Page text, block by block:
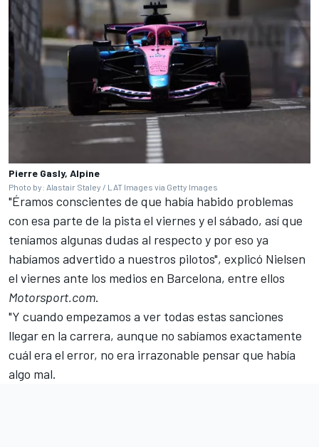
Pierre Gasly, Alpine
Photo by: Alastair Staley / LAT Images via Getty Images
"Éramos conscientes de que había habido problemas
con esa parte de la pista el viernes y el sábado, así que
teníamos algunas dudas al respecto y por eso ya
habíamos advertido a nuestros pilotos", explicó Nielsen
el viernes ante los medios en Barcelona, entre ellos
Motorsport.com.
"Y cuando empezamos a ver todas estas sanciones
llegar en la carrera, aunque no sabíamos exactamente
cuál era el error, no era irrazonable pensar que había
algo mal.